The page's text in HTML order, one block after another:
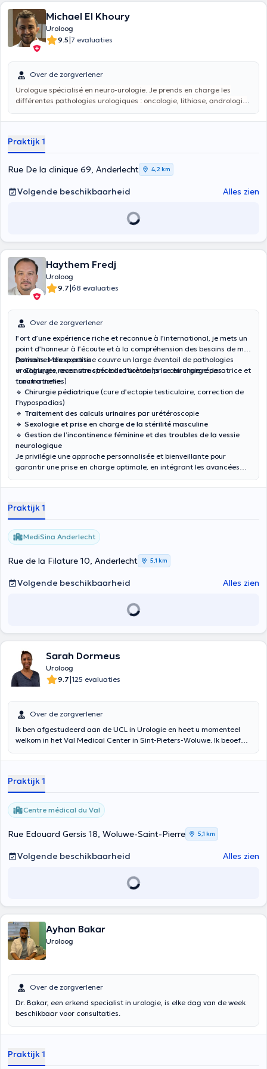
Michael El Khoury
Uroloog
9.5|7 evaluaties
Over de zorgverlener
Urologue spécialisé en neuro-urologie. Je prends en charge les
différentes pathologies urologiques : oncologie, lithiase, andrologie
accompagner les patients atteints de maladies neurologiques et
ou l’hyperactivité vésicale.
Praktijk 1
Rue De la clinique 69, Anderlecht 4,2 km
Volgende beschikbaarheid Alles zien
Haythem Fredj
Uroloog
9.7|68 evaluaties
Over de zorgverlener
Fort d’une expérience riche et reconnue à l’international, je mets un
point d’honneur à l’écoute et à la compréhension des besoins de mes
patients. Mon expertise couvre un large éventail de pathologies
urologiques, avec une spécialisation dans la chirurgie réparatrice et
fonctionnelle.
Domaines d’expertise :
🔹Chirurgie reconstructrice de l’urètre(prise en charge des
traumatismes)
🔹 Chirurgie pédiatrique (cure d’ectopie testiculaire, correction de
l’hypospadias)
🔹 Traitement des calculs urinaires par urétéroscopie
🔹 Sexologie et prise en charge de la stérilité masculine
🔹 Gestion de l’incontinence féminine et des troubles de la vessie
neurologique
Je privilégie une approche personnalisée et bienveillante pour
garantir une prise en charge optimale, en intégrant les avancées
Praktijk 1
MediSina Anderlecht
Rue de la Filature 10, Anderlecht 5,1 km
Volgende beschikbaarheid Alles zien
Sarah Dormeus
Uroloog
9.7|125 evaluaties
Over de zorgverlener
Ik ben afgestudeerd aan de UCL in Urologie en heet u momenteel
welkom in het Val Medical Center in Sint-Pieters-Woluwe. Ik beoefen
Urologie heb ik in dit kader verschillende opleidingen gevolgd in
Praktijk 1
Centre médical du Val
Rue Edouard Gersis 18, Woluwe-Saint-Pierre 5,1 km
Volgende beschikbaarheid Alles zien
Ayhan Bakar
Uroloog
Over de zorgverlener
Dr. Bakar, een erkend specialist in urologie, is elke dag van de week
beschikbaar voor consultaties.
Praktijk 1